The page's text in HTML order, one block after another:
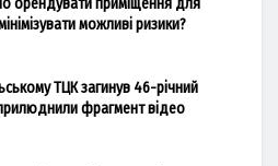
можливі ризики?
ТЦК загинув 46-річний
фрагмент відео